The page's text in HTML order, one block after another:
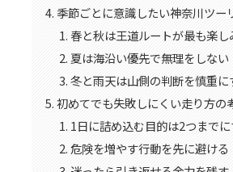
季節ごとに意識したい神奈川ツー
春と秋は王道ルートが最も楽し
夏は海沿い優先で無理をしない
冬と雨天は山側の判断を慎重に
初めてでも失敗しにくい走り方の
1日に詰め込む目的は2つまでに
危険を増やす行動を先に避ける